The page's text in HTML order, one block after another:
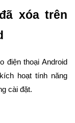
xóa trên
điện thoại Android
hoạt tính năng
cài đặt.